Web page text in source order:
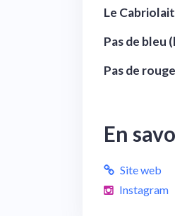
Le
Pas de bleu
Pas de
En
Site web
Instagram